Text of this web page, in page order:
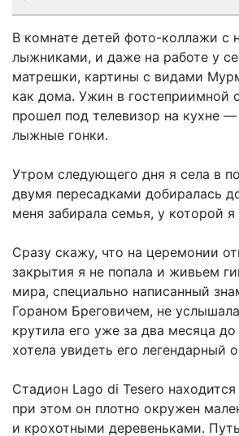
В комнате детей фото-коллажи с
лыжниками, и даже на работе у
матрешки, картины с видами
как дома. Ужин в гостеприимной
прошел под телевизор на кухне
лыжные гонки.
Утром следующего дня я села в
двумя пересадками добиралась
меня забирала семья, у которой
Сразу скажу, что на церемонии
закрытия я не попала и живьем
мира, специально написанный
Гораном Бреговичем, не
крутила его уже за два месяца до
хотела увидеть его легендарный
Стадион Lago di Tesero
при этом он плотно окружен
и крохотными деревеньками.